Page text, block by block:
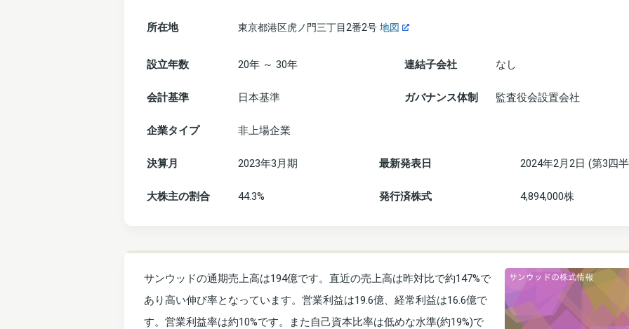
所在地 東京都港区虎ノ門三丁目2番2号 地図
設立年数 20年 ～ 30年 連結子会社 なし
会計基準 日本基準 ガバナンス体制 監査役会設置会社
企業タイプ 非上場企業
決算月 2023年3月期 最新発表日 2024年2月2日 (第3四
大株主の割合 44.3% 発行済株式 4,894,000株
サンウッドの通期売上高は194億です。直近の売上高は昨対比で約147%で
あり高い伸び率となっています。営業利益は19.6億、経常利益は16.6億で
す。営業利益率は約10%です。また自己資本比率は低めな水準(約19%)で